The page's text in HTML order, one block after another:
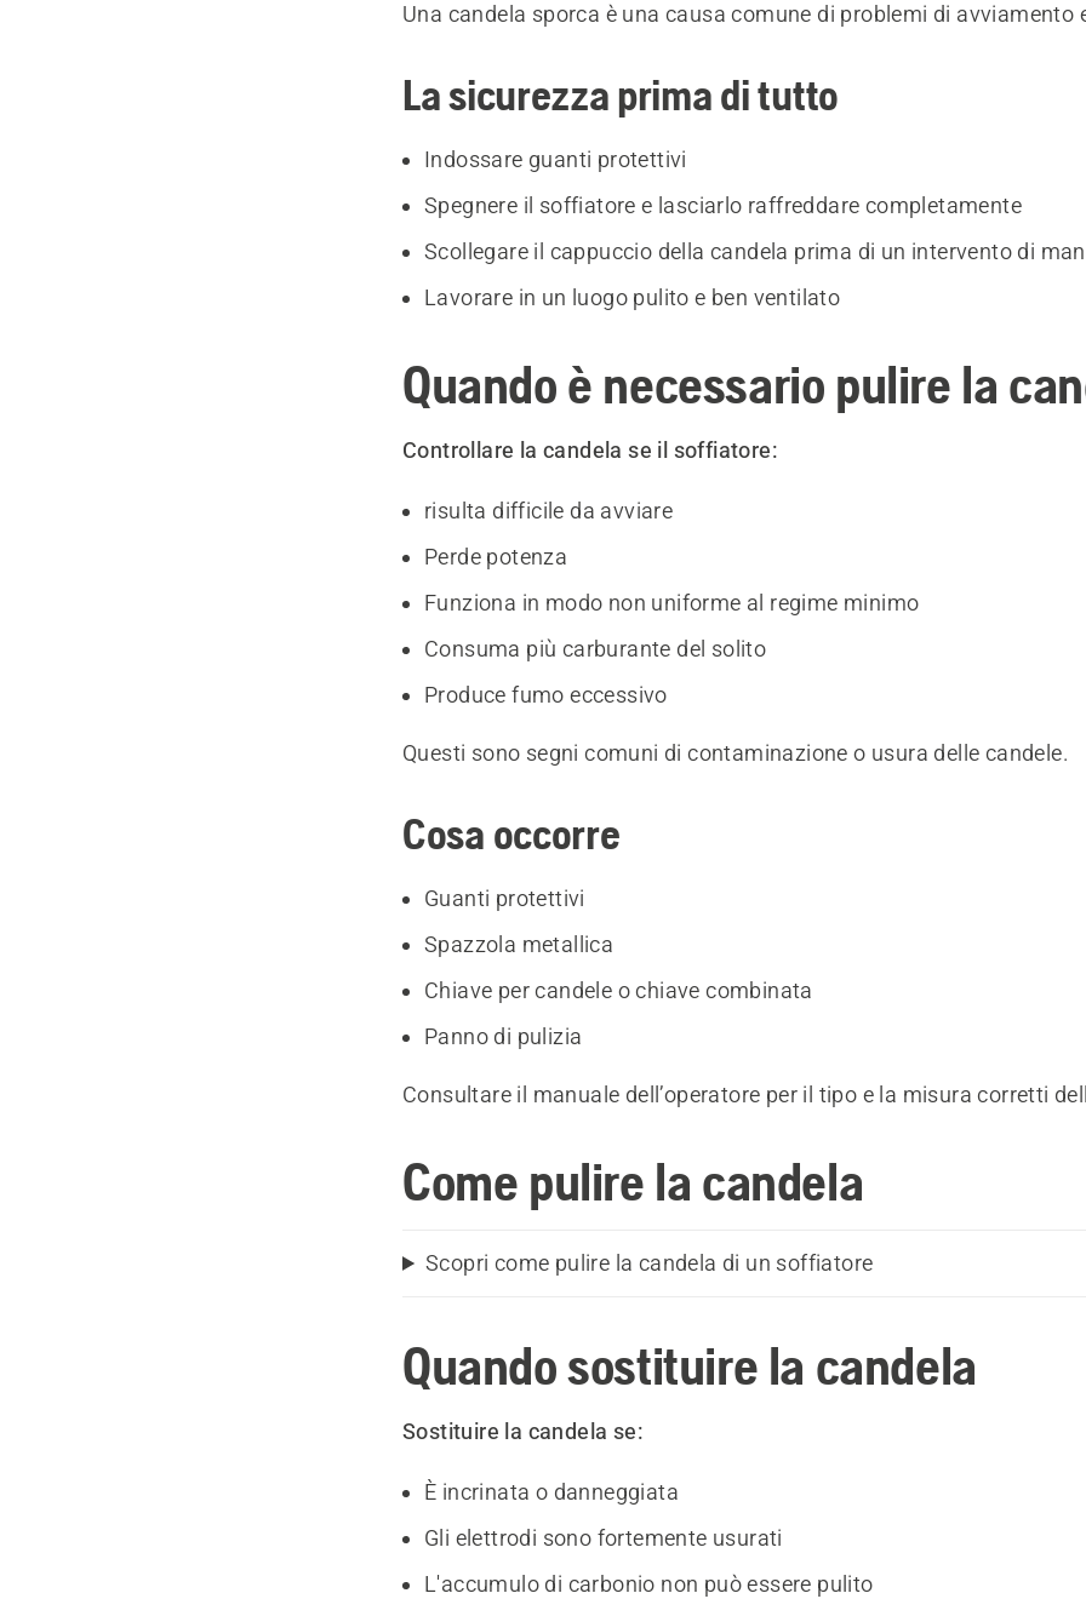
Una candela sporca è una causa comune di problemi di avviamento
La sicurezza prima di tutto
Indossare guanti protettivi
Spegnere il soffiatore e lasciarlo raffreddare completamente
Scollegare il cappuccio della candela prima di un intervento di
Lavorare in un luogo pulito e ben ventilato
Quando è necessario pulire la
Controllare la candela se il soffiatore:
risulta difficile da avviare
Perde potenza
Funziona in modo non uniforme al regime minimo
Consuma più carburante del solito
Produce fumo eccessivo
Questi sono segni comuni di contaminazione o usura delle candele.
Cosa occorre
Guanti protettivi
Spazzola metallica
Chiave per candele o chiave combinata
Panno di pulizia
Consultare il manuale dell’operatore per il tipo e la misura corretti
Come pulire la candela
Scopri come pulire la candela di un soffiatore
Quando sostituire la candela
Sostituire la candela se:
È incrinata o danneggiata
Gli elettrodi sono fortemente usurati
L'accumulo di carbonio non può essere pulito